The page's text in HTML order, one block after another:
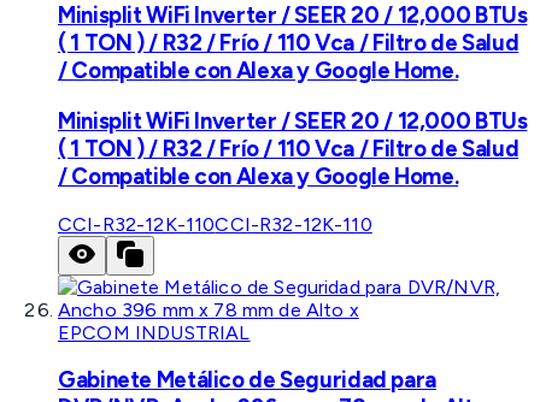
Minisplit WiFi Inverter / SEER 20 / 12,000 BTUs
( 1 TON ) / R32 / Frío / 110 Vca / Filtro de Salud
/ Compatible con Alexa y Google Home.
Minisplit WiFi Inverter / SEER 20 / 12,000 BTUs
( 1 TON ) / R32 / Frío / 110 Vca / Filtro de Salud
/ Compatible con Alexa y Google Home.
CCI-R32-12K-110CCI-R32-12K-110
EPCOM INDUSTRIAL
Gabinete Metálico de Seguridad para